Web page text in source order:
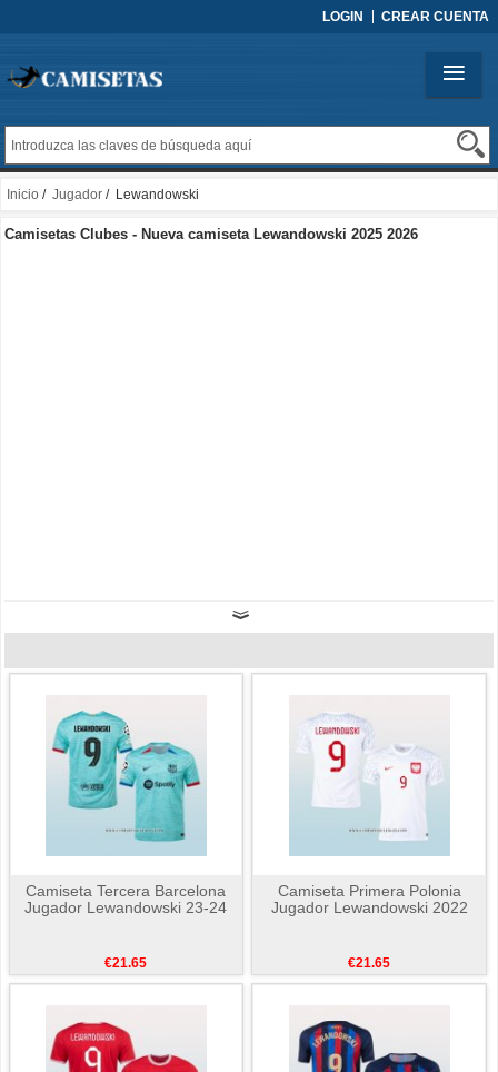
LOGIN CREAR CUENTA
Inicio / Jugador / Lewandowski
Camisetas Clubes - Nueva camiseta Lewandowski 2025 2026
Camiseta Tercera Barcelona
Jugador Lewandowski 23-24
€21.65
Camiseta Primera Polonia
Jugador Lewandowski 2022
€21.65